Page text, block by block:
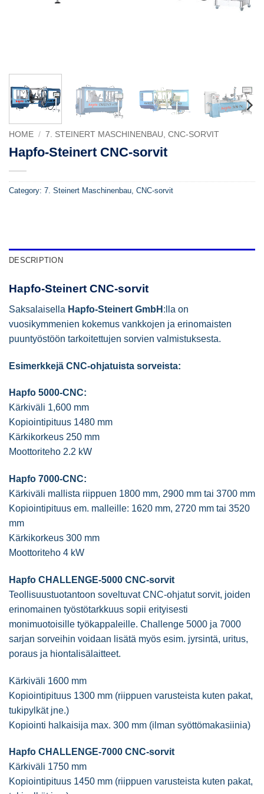
HOME / 7. STEINERT MASCHINENBAU, CNC-SORVIT
Hapfo-Steinert CNC-sorvit
Category: 7. Steinert Maschinenbau, CNC-sorvit
DESCRIPTION
Hapfo-Steinert CNC-sorvit
Saksalaisella Hapfo-Steinert GmbH :lla on
vuosikymmenien kokemus vankkojen ja erinomaisten
puuntyöstöön tarkoitettujen sorvien valmistuksesta.
Esimerkkejä CNC-ohjatuista sorveista:
Hapfo 5000-CNC:
Kärkiväli 1,600 mm
Kopiointipituus 1480 mm
Kärkikorkeus 250 mm
Moottoriteho 2.2 kW
Hapfo 7000-CNC:
Kärkiväli mallista riippuen 1800 mm, 2900 mm tai 3700 mm
Kopiointipituus em. malleille: 1620 mm, 2720 mm tai 3520
mm
Kärkikorkeus 300 mm
Moottoriteho 4 kW
Hapfo CHALLENGE-5000 CNC-sorvit
Teollisuustuotantoon soveltuvat CNC-ohjatut sorvit, joiden
erinomainen työstötarkkuus sopii erityisesti
monimuotoisille työkappaleille. Challenge 5000 ja 7000
sarjan sorveihin voidaan lisätä myös esim. jyrsintä, uritus,
poraus ja hiontalisälaitteet.
Kärkiväli 1600 mm
Kopiointipituus 1300 mm (riippuen varusteista kuten pakat,
tukipylkät jne.)
Kopiointi halkaisija max. 300 mm (ilman syöttömakasiinia)
Hapfo CHALLENGE-7000 CNC-sorvit
Kärkiväli 1750 mm
Kopiointipituus 1450 mm (riippuen varusteista kuten pakat,